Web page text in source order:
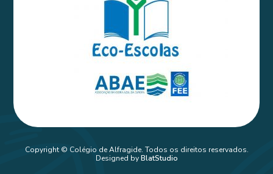
Copyright © Colégio de Alfragide. Todos os direitos reservados.
Designed byBlatStudio